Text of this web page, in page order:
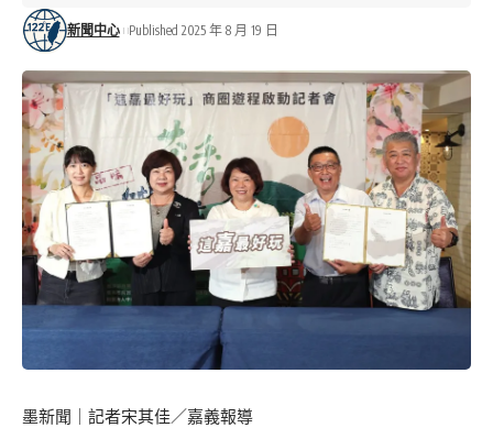
新聞中心 Published 2025 年 8 月 19 日
墨新聞 ｜記者宋其佳／嘉義報導